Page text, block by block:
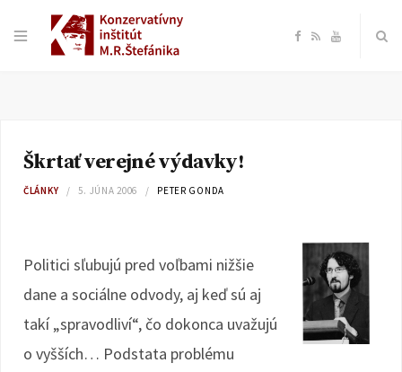
F R Y
b
e
Škrtať verejné výdavky!
ČLÁNKY 5. JÚNA 2006 PETER GONDA
Politici sľubujú pred voľbami nižšie
dane a sociálne odvody, aj keď sú aj
takí „spravodliví“, čo dokonca uvažujú
o vyšších… Podstata problému